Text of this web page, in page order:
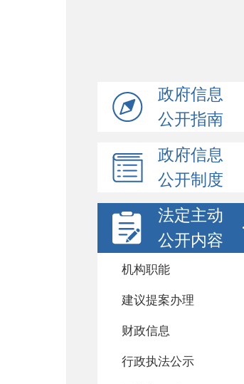
政府信息
公开指南
政府信息
公开制度
法定主动
公开内容
机构职能
建议提案办理
财政信息
行政执法公示